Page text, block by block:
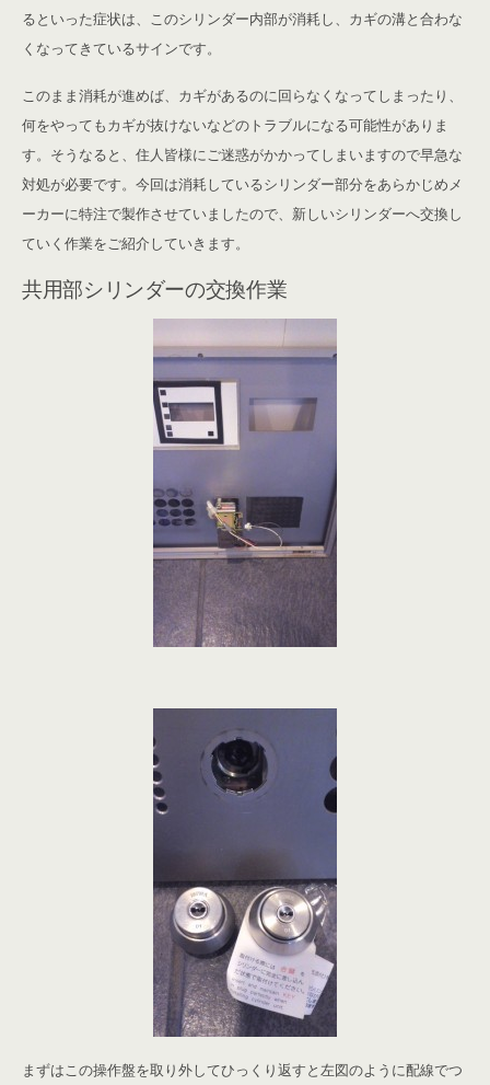
るといった症状は、このシリンダー内部が消耗し、カギの溝と合わな
くなってきているサインです。
このまま消耗が進めば、カギがあるのに回らなくなってしまったり、
何をやってもカギが抜けないなどのトラブルになる可能性がありま
す。そうなると、住人皆様にご迷惑がかかってしまいますので早急な
対処が必要です。今回は消耗しているシリンダー部分をあらかじめメ
ーカーに特注で製作させていましたので、新しいシリンダーへ交換し
ていく作業をご紹介していきます。
共用部シリンダーの交換作業
まずはこの操作盤を取り外してひっくり返すと左図のように配線でつ